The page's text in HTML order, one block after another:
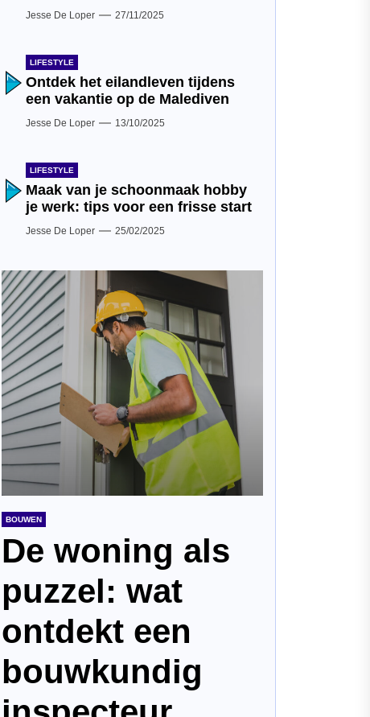
Jesse De Loper 27/11/2025
LIFESTYLE
Ontdek het eilandleven tijdens
een vakantie op de Malediven
Jesse De Loper 13/10/2025
LIFESTYLE
Maak van je schoonmaak hobby
je werk: tips voor een frisse start
Jesse De Loper 25/02/2025
BOUWEN
De woning als
puzzel: wat
ontdekt een
bouwkundig